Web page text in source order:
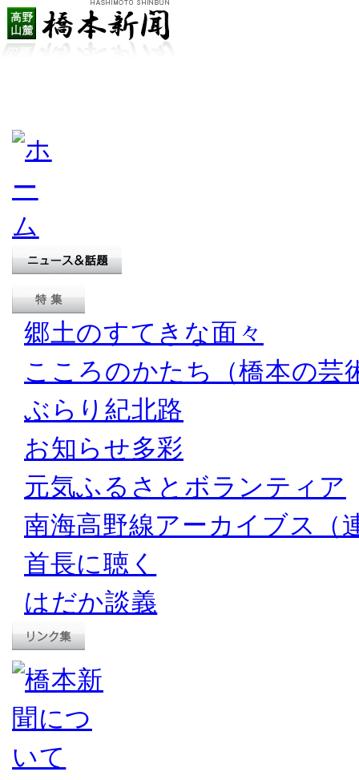
郷土のすてきな面々
こころのかたち（橋本の芸
ぶらり紀北路
お知らせ多彩
元気ふるさとボランティア
南海高野線アーカイブス（
首長に聴く
はだか談義